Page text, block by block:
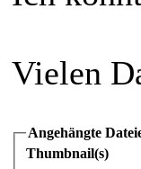
Vielen
Angehängte
Thumbnail(s)